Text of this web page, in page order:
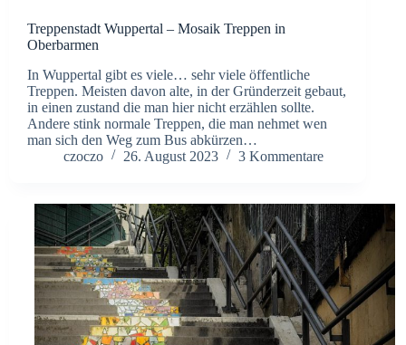
Treppenstadt Wuppertal – Mosaik Treppen in
Oberbarmen
In Wuppertal gibt es viele… sehr viele öffentliche
Treppen. Meisten davon alte, in der Gründerzeit gebaut,
in einen zustand die man hier nicht erzählen sollte.
Andere stink normale Treppen, die man nehmet wen
man sich den Weg zum Bus abkürzen…
czoczo
26. August 2023 3 Kommentare